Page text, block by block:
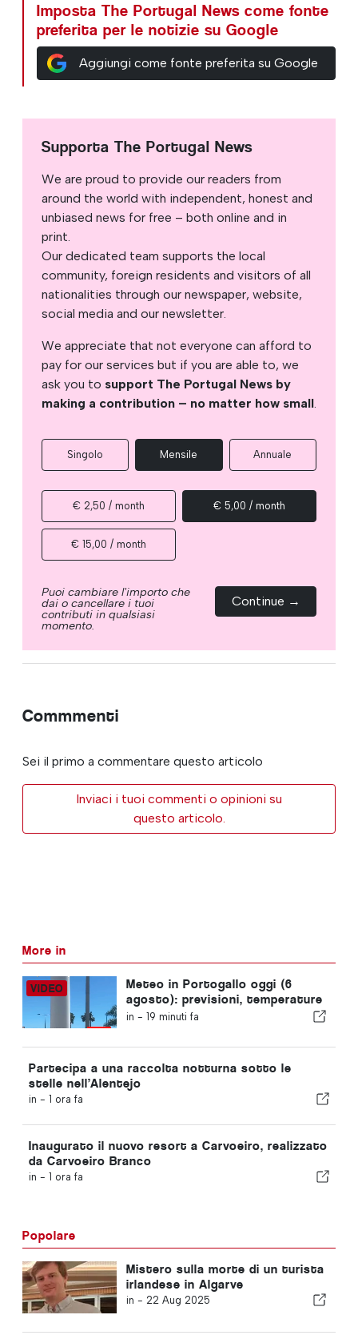
Imposta The Portugal News come fonte
preferita per le notizie su Google
Aggiungi come fonte preferita su Google
Supporta The Portugal News
We are proud to provide our readers from
around the world with independent, honest and
unbiased news for free – both online and in
print.
Our dedicated team supports the local
community, foreign residents and visitors of all
nationalities through our newspaper, website,
social media and our newsletter.
We appreciate that not everyone can afford to
pay for our services but if you are able to, we
ask you to support The Portugal News by
making a contribution – no matter how small.
Singolo Mensile Annuale
€ 2,50 / month € 5,00 / month
€ 15,00 / month
Puoi cambiare l'importo che
dai o cancellare i tuoi
contributi in qualsiasi
momento.
Continue →
Commmenti
Sei il primo a commentare questo articolo
Inviaci i tuoi commenti o opinioni su
questo articolo.
More in
Meteo in Portogallo oggi (6
agosto): previsioni, temperature
e cosa aspettarsi
in - 19 minuti fa
Partecipa a una raccolta notturna sotto le
stelle nell’Alentejo
in - 1 ora fa
Inaugurato il nuovo resort a Carvoeiro, realizzato
da Carvoeiro Branco
in - 1 ora fa
Popolare
Mistero sulla morte di un turista
irlandese in Algarve
in - 22 Aug 2025